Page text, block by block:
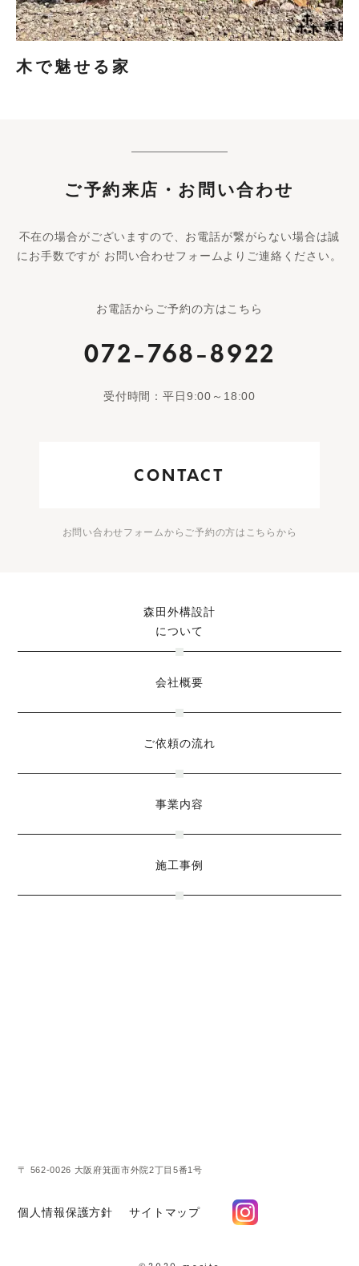
木で魅せる家
ご予約来店・お問い合わせ
不在の場合がございますので、お電話が繋がらない場合は誠
にお手数ですが お問い合わせフォームよりご連絡ください。
お電話からご予約の方はこちら
072-768-8922
受付時間：平日9:00～18:00
CONTACT
お問い合わせフォームからご予約の方はこちらから
森田外構設計
について
会社概要
ご依頼の流れ
事業内容
施工事例
〒 562-0026 大阪府箕面市外院2丁目5番1号
個人情報保護方針 サイトマップ